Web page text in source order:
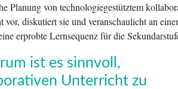
Planung von technologiegestütztem
vor, diskutiert sie und veranschaulicht an
erprobte Lernsequenz für die
ist es sinnvoll,
Unterricht zu